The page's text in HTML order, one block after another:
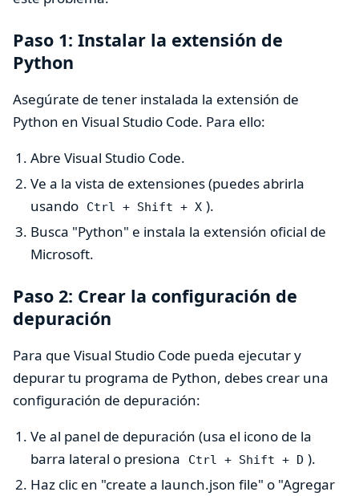
Paso 1: Instalar la extensión de
Python
Asegúrate de tener instalada la extensión de
Python en Visual Studio Code. Para ello:
Abre Visual Studio Code.
Ve a la vista de extensiones (puedes abrirla
usando
Ctrl + Shift + X ).
Busca "Python" e instala la extensión oficial de
Microsoft.
Paso 2: Crear la configuración de
depuración
Para que Visual Studio Code pueda ejecutar y
depurar tu programa de Python, debes crear una
configuración de depuración:
Ve al panel de depuración (usa el icono de la
barra lateral o presiona
Ctrl + Shift + D ).
Haz clic en "create a launch.json file" o "Agregar